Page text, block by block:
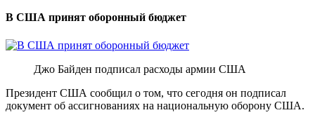
В США принят оборонный бюджет
Джо Байден подписал расходы армии США
Президент США сообщил о том, что сегодня он подписал
документ об ассигнованиях на национальную оборону США.